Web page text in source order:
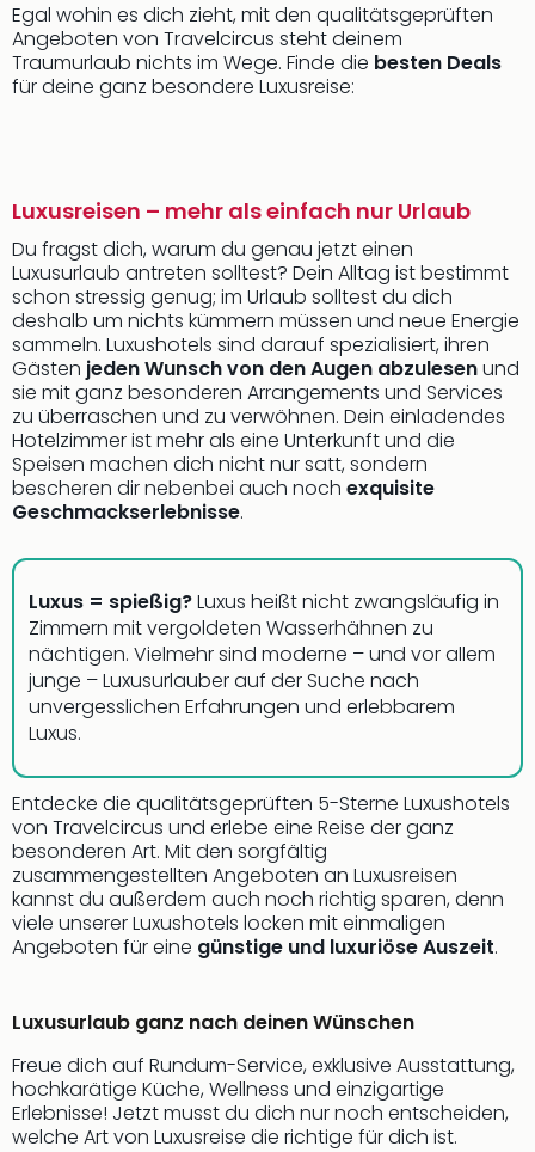
Egal wohin es dich zieht, mit den qualitätsgeprüften
Angeboten von Travelcircus steht deinem
Traumurlaub nichts im Wege. Finde die besten Deals
für deine ganz besondere Luxusreise:
Luxusreisen – mehr als einfach nur Urlaub
Du fragst dich, warum du genau jetzt einen
Luxusurlaub antreten solltest? Dein Alltag ist bestimmt
schon stressig genug; im Urlaub solltest du dich
deshalb um nichts kümmern müssen und neue Energie
sammeln. Luxushotels sind darauf spezialisiert, ihren
Gästen jeden Wunsch von den Augen abzulesenund
sie mit ganz besonderen Arrangements und Services
zu überraschen und zu verwöhnen. Dein einladendes
Hotelzimmer ist mehr als eine Unterkunft und die
Speisen machen dich nicht nur satt, sondern
bescheren dir nebenbei auch noch exquisite
Geschmackserlebnisse.
Luxus = spießig?Luxus heißt nicht zwangsläufig in
Zimmern mit vergoldeten Wasserhähnen zu
nächtigen. Vielmehr sind moderne – und vor allem
junge – Luxusurlauber auf der Suche nach
unvergesslichen Erfahrungen und erlebbarem
Luxus.
Entdecke die qualitätsgeprüften 5-Sterne Luxushotels
von Travelcircus und erlebe eine Reise der ganz
besonderen Art. Mit den sorgfältig
zusammengestellten Angeboten an Luxusreisen
kannst du außerdem auch noch richtig sparen, denn
viele unserer Luxushotels locken mit einmaligen
Angeboten für eine günstige und luxuriöse Auszeit.
Luxusurlaub ganz nach deinen Wünschen
Freue dich auf Rundum-Service, exklusive Ausstattung,
hochkarätige Küche, Wellness und einzigartige
Erlebnisse! Jetzt musst du dich nur noch entscheiden,
welche Art von Luxusreise die richtige für dich ist.